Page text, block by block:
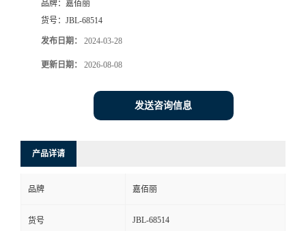
品牌： 嘉佰丽
货号： JBL-68514
发布日期： 2024-03-28
更新日期： 2026-08-08
发送咨询信息
产品详请
品牌 嘉佰丽
货号 JBL-68514